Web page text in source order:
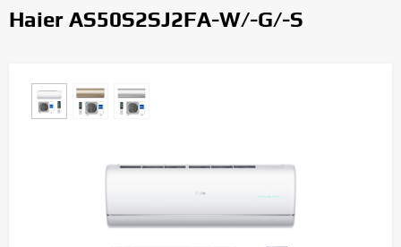
Haier AS50S2SJ2FA-W/-G/-S